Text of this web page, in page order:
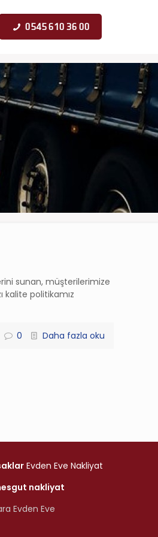
0545 610 36 00
sunan, müşterilerimize
kalite politikamız
0 Daha fazla oku
Evden Eve Nakliyat
nakliyat
Evden Eve